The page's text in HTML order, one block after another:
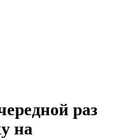
раз
на